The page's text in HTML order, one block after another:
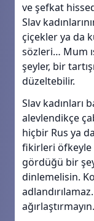
ve şefkat
Slav
çiçekler ya da
sözleri… Mum
şeyler, bir
düzeltebilir.
Slav kadınları
alevlendikçe
hiçbir Rus ya
fikirleri öfkeyle
gördüğü bir
dinlemelisin.
ağırlaştırmayın.